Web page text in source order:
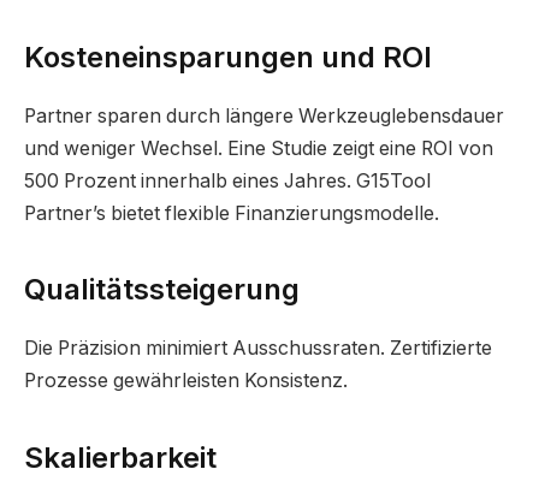
Kosteneinsparungen und ROI
Partner sparen durch längere Werkzeuglebensdauer
und weniger Wechsel. Eine Studie zeigt eine ROI von
500 Prozent innerhalb eines Jahres. G15Tool
Partner’s bietet flexible Finanzierungsmodelle.
Qualitätssteigerung
Die Präzision minimiert Ausschussraten. Zertifizierte
Prozesse gewährleisten Konsistenz.
Skalierbarkeit